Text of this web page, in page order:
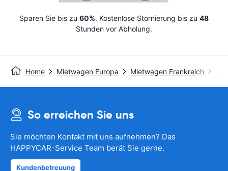
Sparen Sie bis zu 60%. Kostenlose Stornierung bis zu 48
Stunden vor Abholung.
Home Mietwagen Europa Mietwagen Frankreich
So erreichen Sie uns
Sie möchten Kontakt mit uns aufnehmen? Das
HAPPYCAR-Service Team berät Sie gerne.
Kundenbetreuung